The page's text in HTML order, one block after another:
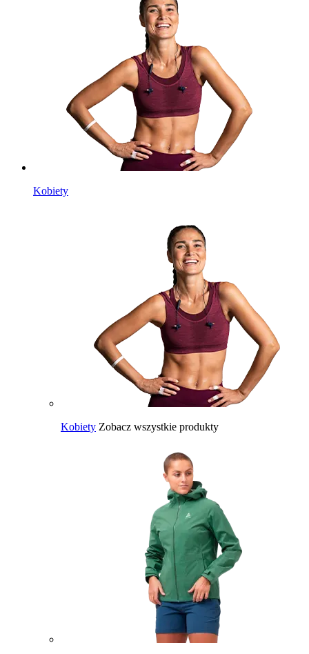
Kobiety
Kobiety Zobacz wszystkie produkty